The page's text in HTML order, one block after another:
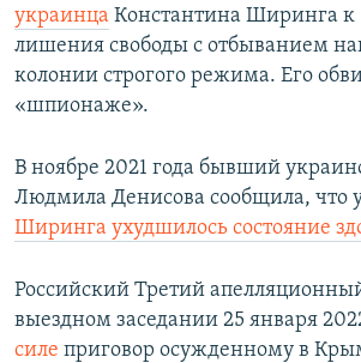
украинца Константина Ширинга к
лишения свободы с отбыванием
колонии строгого режима. Его
«шпионаже».
В ноябре 2021 года бывший
Людмила Денисова сообщила, что
Ширинга ухудшилось состояние
Российский Третий
выездном заседании 25 января
силе приговор осужденному в